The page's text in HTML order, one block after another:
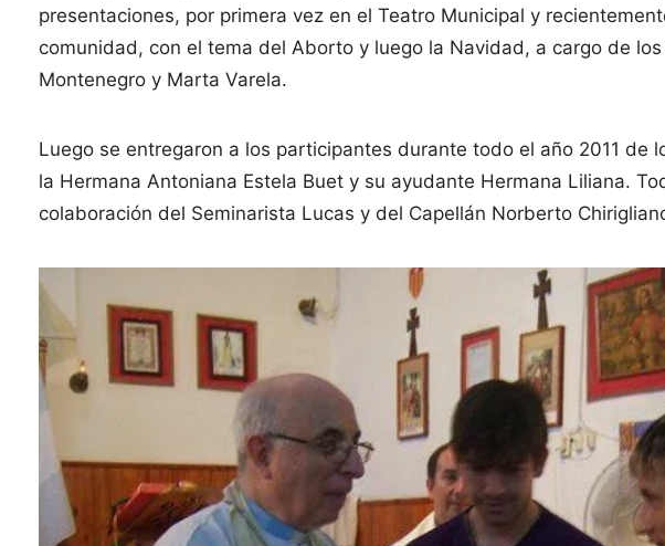
presentaciones, por primera vez en el Teatro Municipal y
comunidad, con el tema del Aborto y luego la Navidad, a cargo de
Montenegro y Marta Varela.
Luego se entregaron a los participantes durante todo el año 2011 de
la Hermana Antoniana Estela Buet y su ayudante Hermana Liliana.
colaboración del Seminarista Lucas y del Capellán Norberto